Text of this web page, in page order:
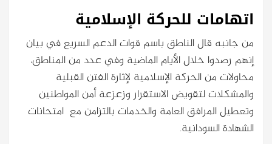
اتهامات للحركة الإسلامية
من جانبه قال الناطق باسم قوات الدعم السريع في بيان
إنهم رصدوا خلال الأيام الماضية وفي عدد من المناطق،
محاولات من الحركة الإسلامية لإثارة الفتن القبلية
والمشكلات لتقويض الاستقرار وزعزعة أمن المواطنين
وتعطيل المرافق العامة والخدمات بالتزامن مع امتحانات
الشهادة السودانية.